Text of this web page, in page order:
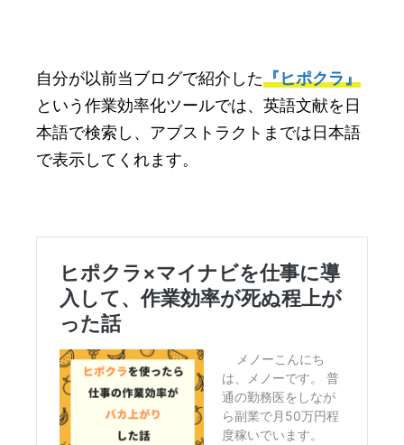
自分が以前当ブログで紹介した『ヒポクラ』
という作業効率化ツールでは、英語文献を日
本語で検索し、アブストラクトまでは日本語
で表示してくれます。